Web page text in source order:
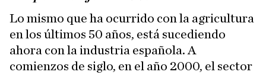
Lo mismo que ha ocurrido con la agricultura
en los últimos 50 años, está sucediendo
ahora con la industria española. A
comienzos de siglo, en el año 2000, el sector